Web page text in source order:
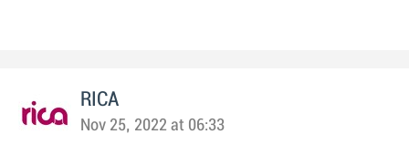
RICA
Nov 25, 2022 at 06:33